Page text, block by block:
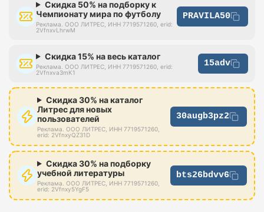
Скидка 50% на подборку к
Чемпионату мира по футболу
Реклама. ООО ЛИТРЕС, ИНН 7719571260, erid:
2VfnxvLhrwM
PRAVILA50
Скидка 15% на весь каталог
Реклама. ООО ЛИТРЕС, ИНН 7719571260, erid:
2Vfnxva3mK1
15adv
Скидка 30% на каталог
Литрес для новых
пользователей
Реклама. ООО ЛИТРЕС, ИНН 7719571260,
erid: 2VfnxyQZ31D
30augb3pz2
Скидка 30% на подборку
учебной литературы
Реклама. ООО ЛИТРЕС, ИНН 7719571260,
erid: 2Vfnxy5YgF5
bts26bdvv6